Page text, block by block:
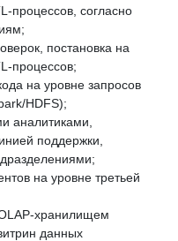
процессов, согласно
постановка на
процессов;
на уровне запросов
HDFS);
аналитиками,
поддержки,
на уровне третьей
хранилищем
данных